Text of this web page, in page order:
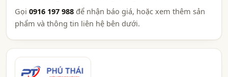
Gọi 0916 197 988 để nhận báo giá, hoặc xem thêm sản
phẩm và thông tin liên hệ bên dưới.